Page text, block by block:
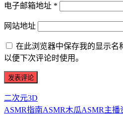
电子邮箱地址 *
网站地址
在此浏览器中保存我的显示名
以便下次评论时使用。
二次元3D
ASMR指南ASMR木瓜ASMR主播